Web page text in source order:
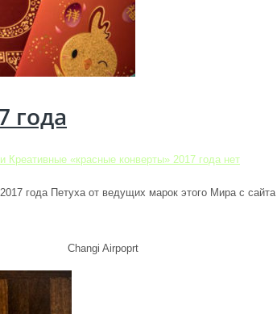
года
Креативные «красные конверты» 2017 года нет
года Петуха от ведущих марок этого Мира с сайта
Changi Airpoprt